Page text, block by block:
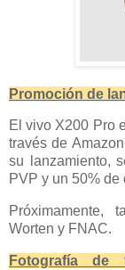
Promoción de
El vivo X200 Pro
través de
su lanzamiento,
PVP y un 50% de
Próximamente,
Worten y FNAC.
Fotografía de